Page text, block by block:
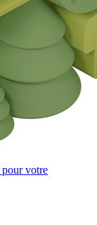
pour votre